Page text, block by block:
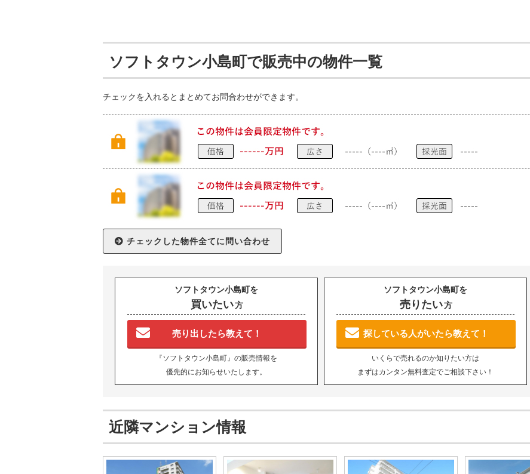
ソフトタウン小島町で販売中の物件一覧
チェックを入れるとまとめてお問合わせができます。
ソフトタウン小島町を
買いたい方
売り出したら教えて！
『ソフトタウン小島町』の販売情報を
優先的にお知らせいたします。
ソフトタウン小島町を
売りたい方
探している人がいたら教えて！
いくらで売れるのか知りたい方は
まずはカンタン無料査定でご相談下さい！
近隣マンション情報